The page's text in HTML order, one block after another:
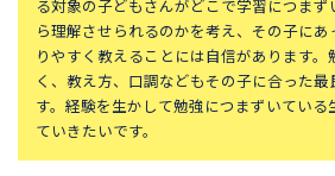
る対象の子どもさんがどこで学習につま
ら理解させられるのかを考え、その子に
りやすく教えることには自信があります。
く、教え方、口調などもその子に合った最
す。経験を生かして勉強につまずいている
ていきたいです。